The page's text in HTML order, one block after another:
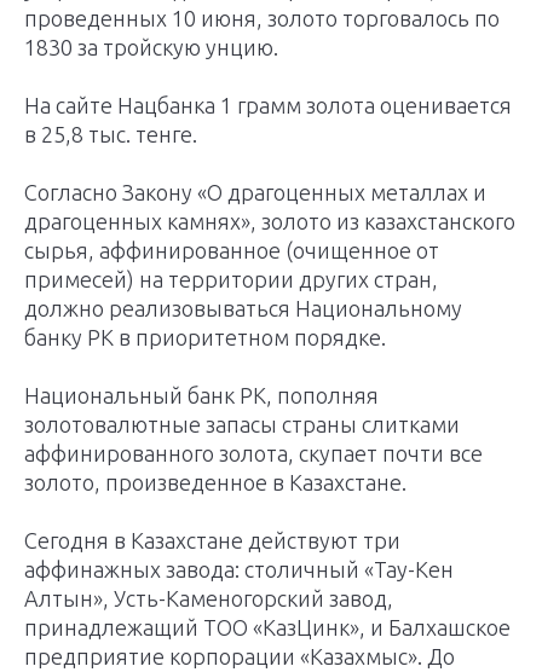
проведенных 10 июня, золото торговалось по
1830 за тройскую унцию.
На сайте Нацбанка 1 грамм золота оценивается
в 25,8 тыс. тенге.
Согласно Закону «О драгоценных металлах и
драгоценных камнях», золото из казахстанского
сырья, аффинированное (очищенное от
примесей) на территории других стран,
должно реализовываться Национальному
банку РК в приоритетном порядке.
Национальный банк РК, пополняя
золотовалютные запасы страны слитками
аффинированного золота, скупает почти все
золото, произведенное в Казахстане.
Сегодня в Казахстане действуют три
аффинажных завода: столичный «Тау-Кен
Алтын», Усть-Каменогорский завод,
принадлежащий ТОО «КазЦинк», и Балхашское
предприятие корпорации «Казахмыс». До